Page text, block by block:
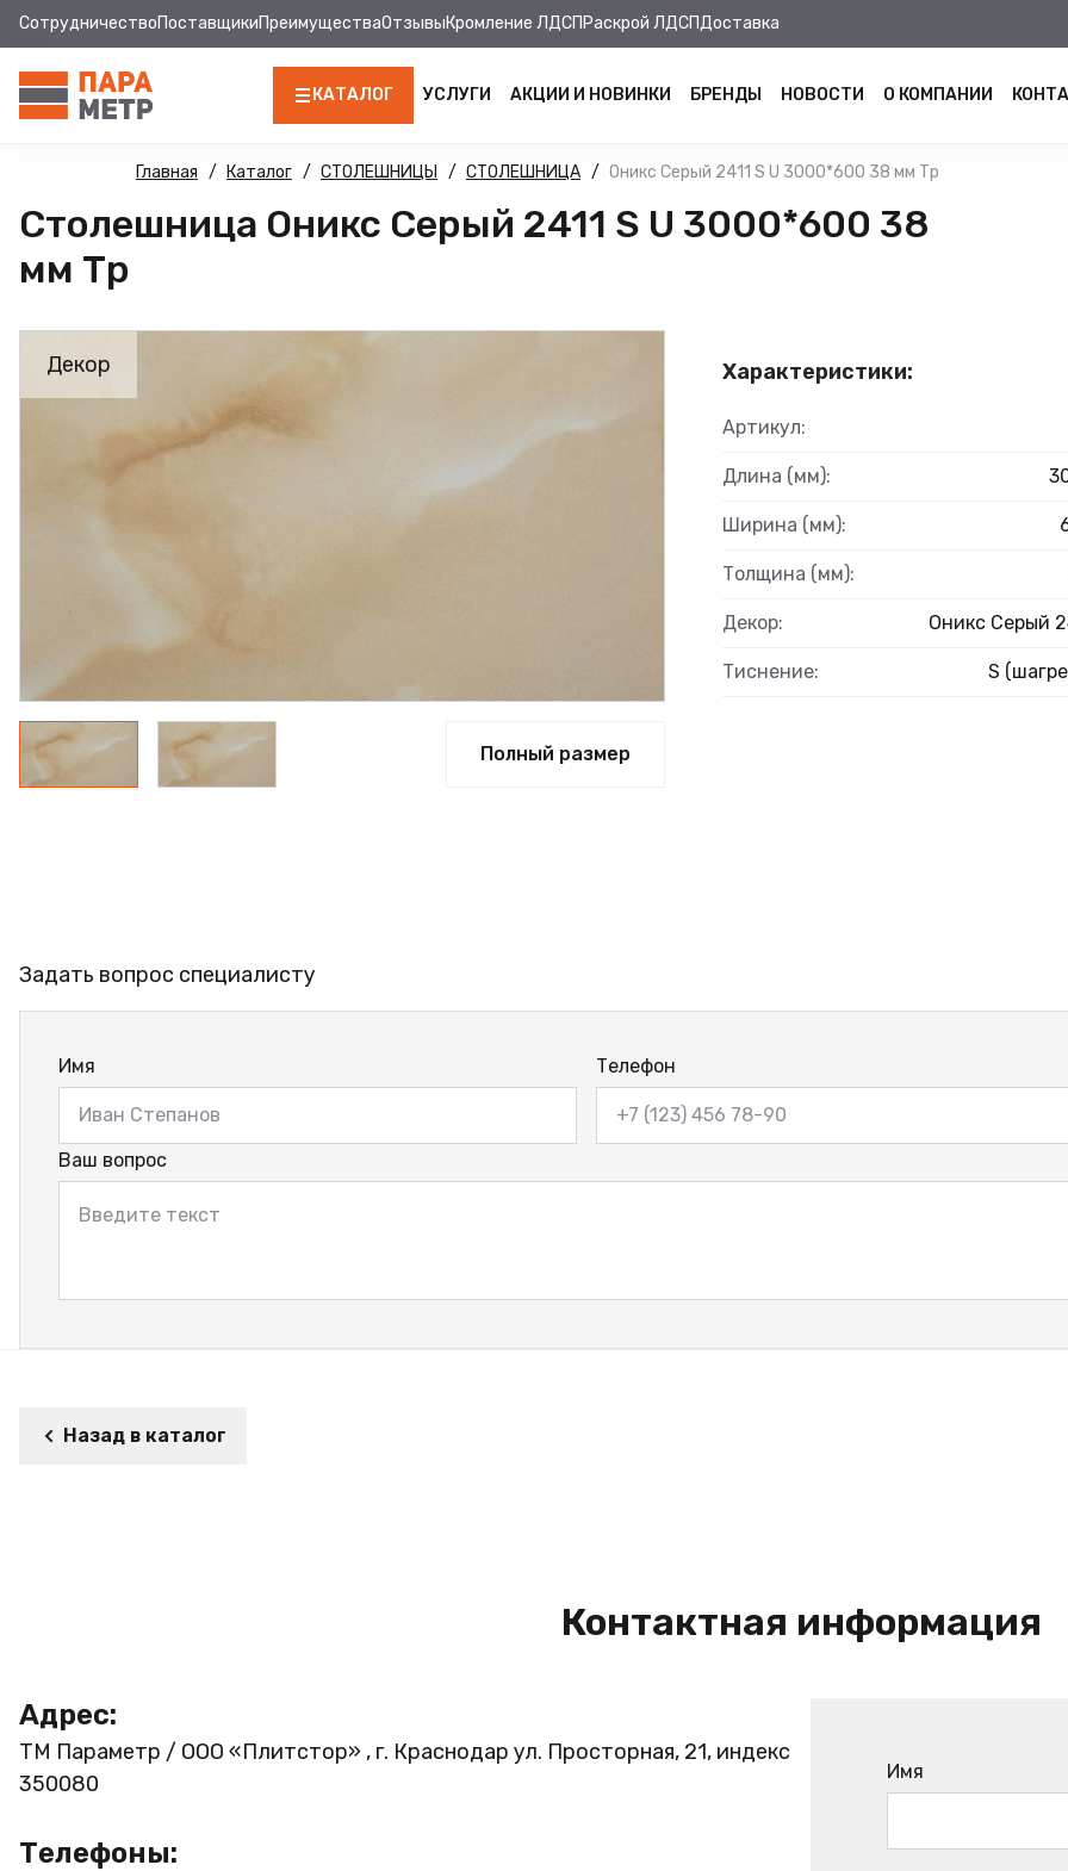
СотрудничествоПоставщикиПреимуществаОтзывыКромление ЛДСП Раскрой ЛДСПДоставка
КАТАЛОГ
ЛДСП
КРОМКА
МДФ ПАНЕЛИ
УСЛУГИ АКЦИИ И НОВИНКИ БРЕНДЫ НОВОСТИ О КОМПАНИИ
Главная Каталог СТОЛЕШНИЦЫ СТОЛЕШНИЦА Оникс Серый 2411 S U 3000*600 38 мм Тр
Столешница Оникс Серый 2411 S U 3000*600 38
мм Тр
Декор
Полный размер
Характеристики:
Артикул:
Длина (мм):
Ширина (мм):
Толщина (мм):
Декор: Оникс Серый
Тиснение: S
Задать вопрос специалисту
Имя Телефон
Ваш вопрос
Назад в каталог
Контактная информация
Адрес:
ТМ Параметр / ООО «Плитстор» , г. Краснодар ул. Просторная, 21, индекс
350080
Телефоны:
Имя